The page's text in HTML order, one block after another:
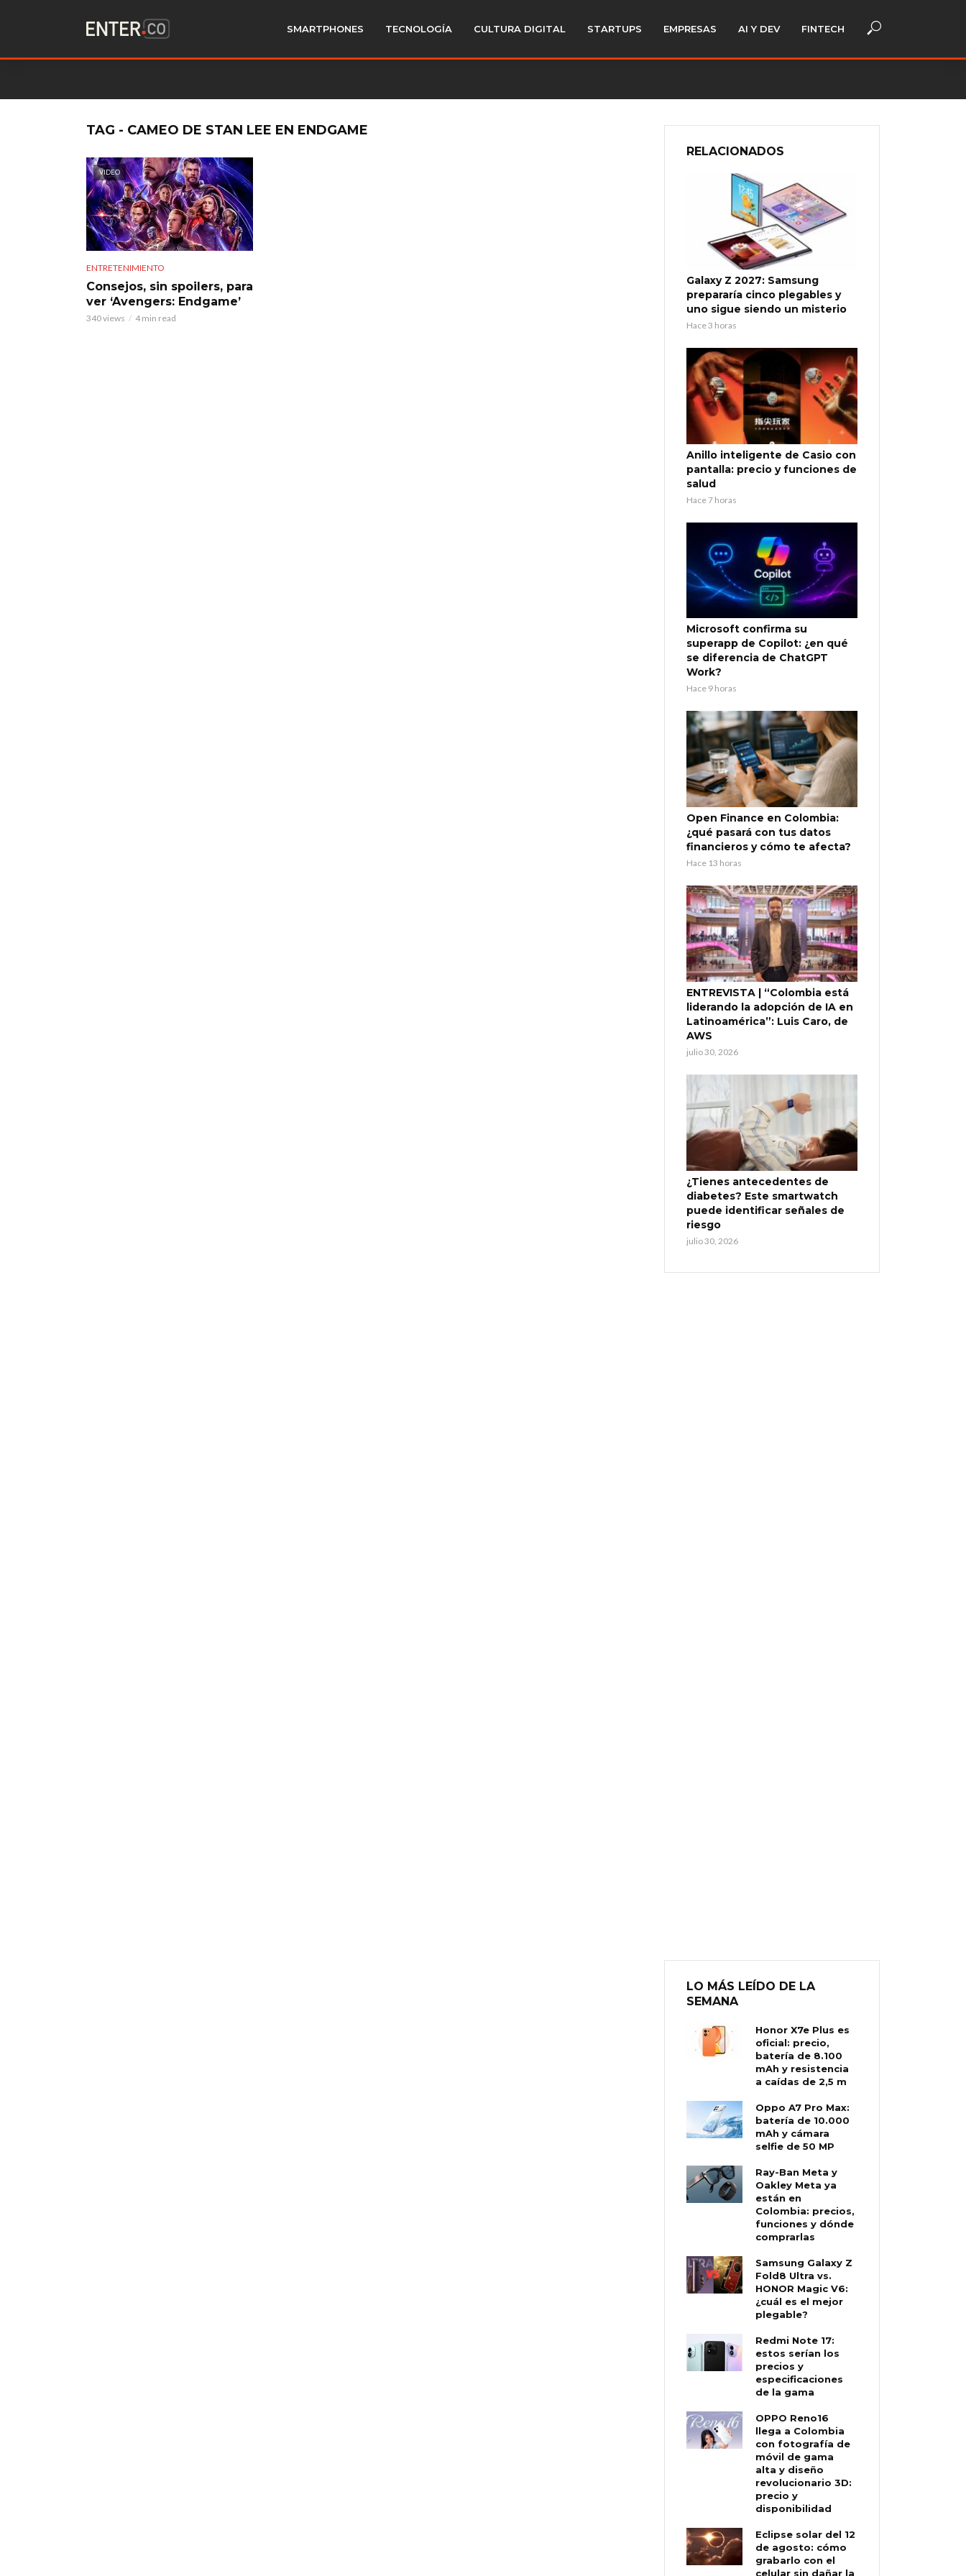
SMARTPHONES TECNOLOGÍA CULTURA DIGITAL STARTUPS EMPRESAS AI Y DEV FINTECH
TAG - CAMEO DE STAN LEE EN ENDGAME
VIDEO
ENTRETENIMIENTO
Consejos, sin spoilers, para
ver ‘Avengers: Endgame’
340 views 4 min read
RELACIONADOS
Galaxy Z 2027: Samsung
prepararía cinco plegables y
uno sigue siendo un misterio
Hace 3 horas
Anillo inteligente de Casio con
pantalla: precio y funciones de
salud
Hace 7 horas
Microsoft confirma su
superapp de Copilot: ¿en qué
se diferencia de ChatGPT
Work?
Hace 9 horas
Open Finance en Colombia:
¿qué pasará con tus datos
financieros y cómo te afecta?
Hace 13 horas
ENTREVISTA | “Colombia está
liderando la adopción de IA en
Latinoamérica”: Luis Caro, de
AWS
julio 30, 2026
¿Tienes antecedentes de
diabetes? Este smartwatch
puede identificar señales de
riesgo
julio 30, 2026
LO MÁS LEÍDO DE LA
SEMANA
Honor X7e Plus es
oficial: precio,
batería de 8.100
mAh y resistencia
a caídas de 2,5 m
Oppo A7 Pro Max:
batería de 10.000
mAh y cámara
selfie de 50 MP
Ray-Ban Meta y
Oakley Meta ya
están en
Colombia: precios,
funciones y dónde
comprarlas
Samsung Galaxy Z
Fold8 Ultra vs.
HONOR Magic V6:
¿cuál es el mejor
plegable?
Redmi Note 17:
estos serían los
precios y
especificaciones
de la gama
OPPO Reno16
llega a Colombia
con fotografía de
móvil de gama
alta y diseño
revolucionario 3D:
precio y
disponibilidad
Eclipse solar del 12
de agosto: cómo
grabarlo con el
celular sin dañar la